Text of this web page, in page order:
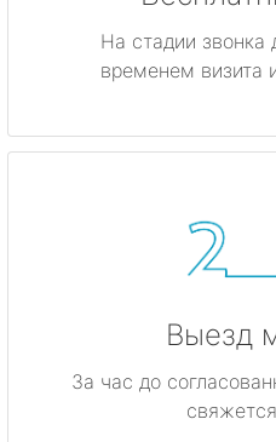
На стадии звонка
временем визита
Выезд
За час до